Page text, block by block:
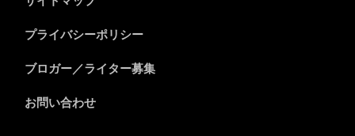
プライバシーポリシー
ブロガー／ライター募集
お問い合わせ